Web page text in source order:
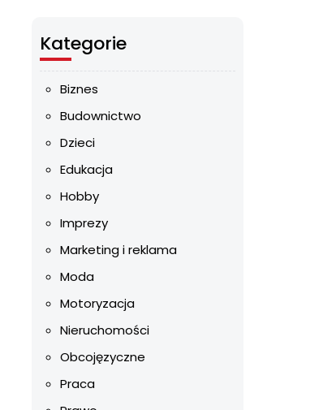
Kategorie
Biznes
Budownictwo
Dzieci
Edukacja
Hobby
Imprezy
Marketing i reklama
Moda
Motoryzacja
Nieruchomości
Obcojęzyczne
Praca